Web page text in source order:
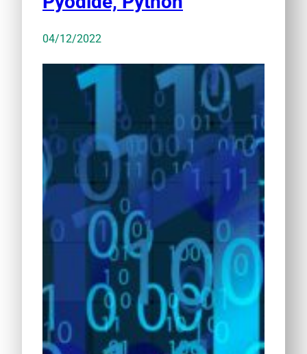
04/12/2022